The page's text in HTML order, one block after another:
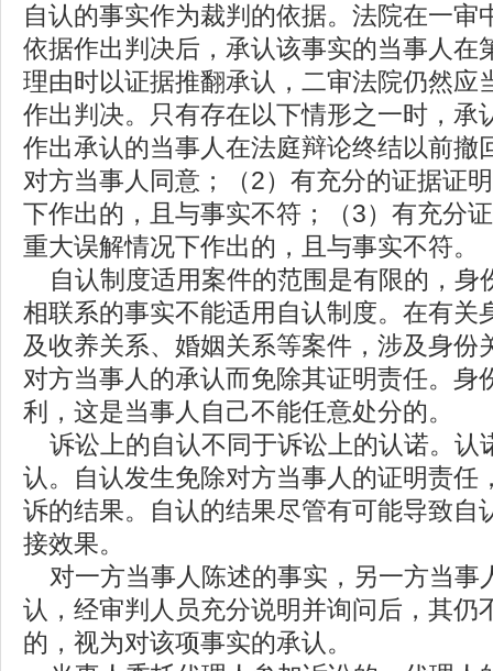
自认的事实作为裁判的依据。法院在一审
依据作出判决后，承认该事实的当事人在
理由时以证据推翻承认，二审法院仍然应
作出判决。只有存在以下情形之一时，承
作出承认的当事人在法庭辩论终结以前撤
对方当事人同意；（2）有充分的证据证
下作出的，且与事实不符；（3）有充分
重大误解情况下作出的，且与事实不符。
自认制度适用案件的范围是有限的，身
相联系的事实不能适用自认制度。在有关
及收养关系、婚姻关系等案件，涉及身份
对方当事人的承认而免除其证明责任。身
利，这是当事人自己不能任意处分的。
诉讼上的自认不同于诉讼上的认诺。认
认。自认发生免除对方当事人的证明责任
诉的结果。自认的结果尽管有可能导致自
接效果。
对一方当事人陈述的事实，另一方当事
认，经审判人员充分说明并询问后，其仍
的，视为对该项事实的承认。